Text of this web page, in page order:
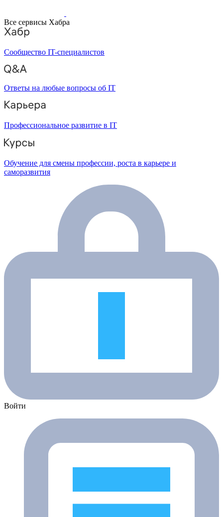
Все сервисы Хабра
Сообщество IT-специалистов
Ответы на любые вопросы об IT
Профессиональное развитие в IT
Обучение для смены профессии, роста в карьере и
саморазвития
Войти